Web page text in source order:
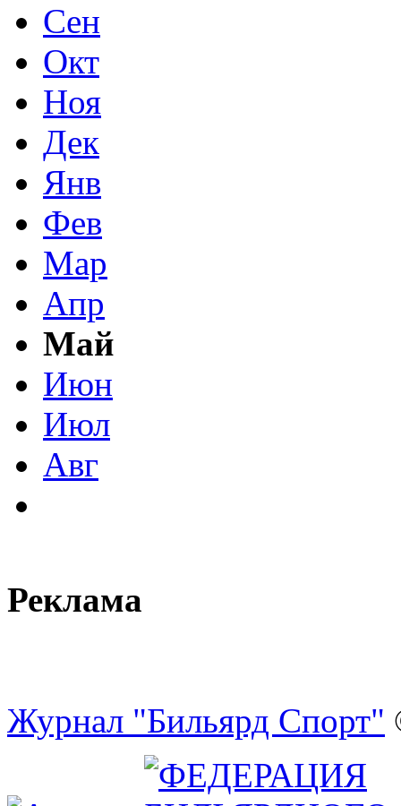
Сен
Окт
Ноя
Дек
Янв
Фев
Мар
Апр
Май
Июн
Июл
Авг
Реклама
Журнал "Бильярд Спорт"